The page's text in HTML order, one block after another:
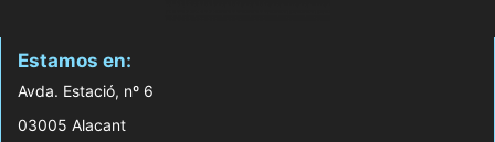
Estamos en:
Avda. Estació, nº 6
03005 Alacant